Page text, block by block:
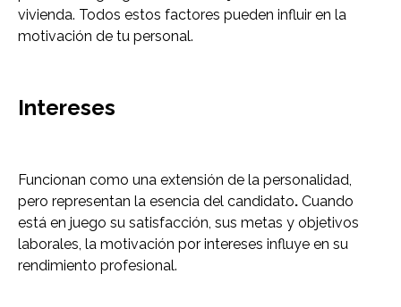
vivienda. Todos estos factores pueden influir en la
motivación de tu personal.
Intereses
Funcionan como una extensión de la personalidad,
pero representan la esencia del candidato. Cuando
está en juego su satisfacción, sus metas y objetivos
laborales, la motivación por intereses influye en su
rendimiento profesional.